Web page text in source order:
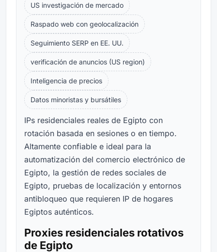
US investigación de mercado
Raspado web con geolocalización
Seguimiento SERP en EE. UU.
verificación de anuncios (US region)
Inteligencia de precios
Datos minoristas y bursátiles
IPs residenciales reales de Egipto con
rotación basada en sesiones o en tiempo.
Altamente confiable e ideal para la
automatización del comercio electrónico de
Egipto, la gestión de redes sociales de
Egipto, pruebas de localización y entornos
antibloqueo que requieren IP de hogares
Egiptos auténticos.
Proxies residenciales rotativos
de Egipto